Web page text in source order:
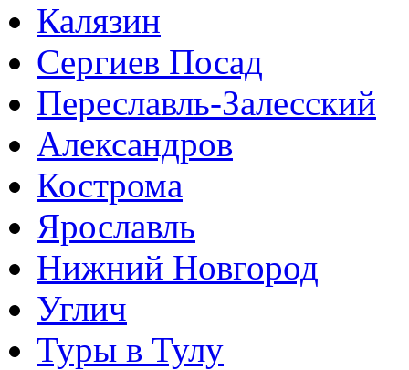
Калязин
Сергиев Посад
Переславль-Залесский
Александров
Кострома
Ярославль
Нижний Новгород
Углич
Туры в Тулу